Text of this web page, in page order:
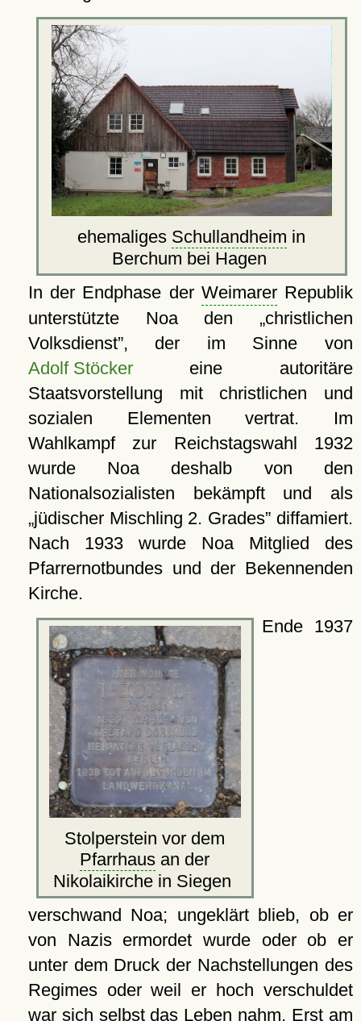
ehemaliges Schullandheim in
Berchum bei Hagen
In der Endphase der WeimarerRepublik
unterstützte Noa den
christlichen
Volksdienst , der im Sinne von
Adolf Stöckereine autoritäre
Staatsvorstellung mit christlichen und
sozialen Elementen vertrat. Im
Wahlkampf zur Reichstagswahl 1932
wurde Noa deshalb von den
Nationalsozialisten bekämpft und als
jüdischer Mischling 2. Grades diffamiert.
Nach 1933 wurde Noa Mitglied des
Pfarrernotbundes und der Bekennenden
Kirche.
Stolperstein vor dem
Pfarrhaus an der
Nikolaikirche in Siegen
Ende 1937
verschwand Noa; ungeklärt blieb, ob er
von Nazis ermordet wurde oder ob er
unter dem Druck der Nachstellungen des
Regimes oder weil er hoch verschuldet
war sich selbst das Leben nahm. Erst am